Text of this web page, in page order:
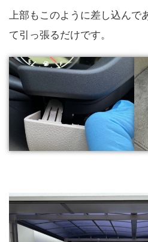
上部もこのように差し込んで
て引っ張るだけです。